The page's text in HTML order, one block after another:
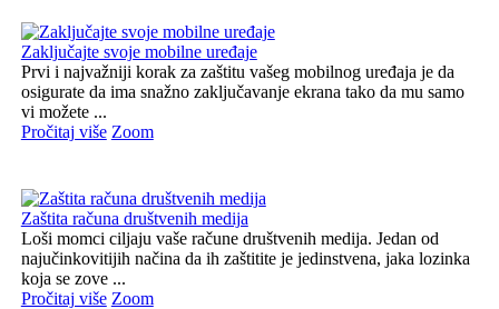
Zaključajte svoje mobilne uređaje
Prvi i najvažniji korak za zaštitu vašeg mobilnog uređaja je da
osigurate da ima snažno zaključavanje ekrana tako da mu samo
vi možete ...
Pročitaj više Zoom
Zaštita računa društvenih medija
Loši momci ciljaju vaše račune društvenih medija. Jedan od
najučinkovitijih načina da ih zaštitite je jedinstvena, jaka lozinka
koja se zove ...
Pročitaj više Zoom